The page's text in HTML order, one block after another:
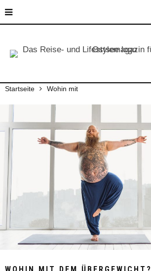
Startseite Wohin mit